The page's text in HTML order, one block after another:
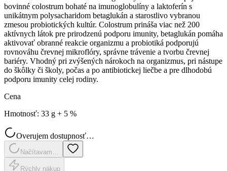
bovinné colostrum bohaté na imunoglobulíny a laktoferín s
unikátnym polysacharidom betaglukán a starostlivo vybranou
zmesou probiotických kultúr. Colostrum prináša viac než 200
aktívnych látok pre prirodzenú podporu imunity, betaglukán pomáha
aktivovať obranné reakcie organizmu a probiotiká podporujú
rovnováhu črevnej mikroflóry, správne trávenie a tvorbu črevnej
bariéry. Vhodný pri zvýšených nárokoch na organizmus, pri nástupe
do škôlky či školy, počas a po antibiotickej liečbe a pre dlhodobú
podporu imunity celej rodiny.
Cena
Hmotnosť: 33 g + 5 %
Overujem dostupnosť…
Načítavam…
Rýchly nákup